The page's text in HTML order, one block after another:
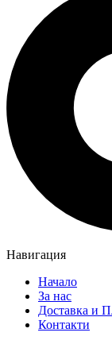
Навигация
Начало
За нас
Доставка и
Контакти